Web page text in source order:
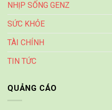
NHỊP SỐNG GENZ
SỨC KHỎE
TÀI CHÍNH
TIN TỨC
QUẢNG CÁO